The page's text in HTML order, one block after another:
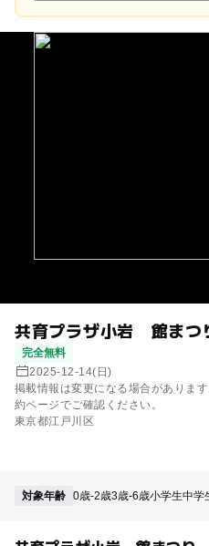
共育プラザ小岩 館まつ
完全無料
2025-12-14(日)
掲載情報は変更になる場合がありま
約ページでご確認ください。
東京都江戸川区
対象年齢 0歳-2歳3歳-6歳小学生中学